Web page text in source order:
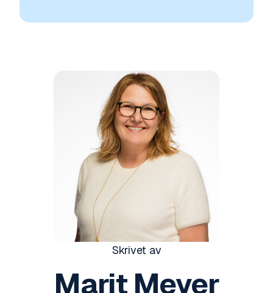
Skrivet av
Marit Meyer